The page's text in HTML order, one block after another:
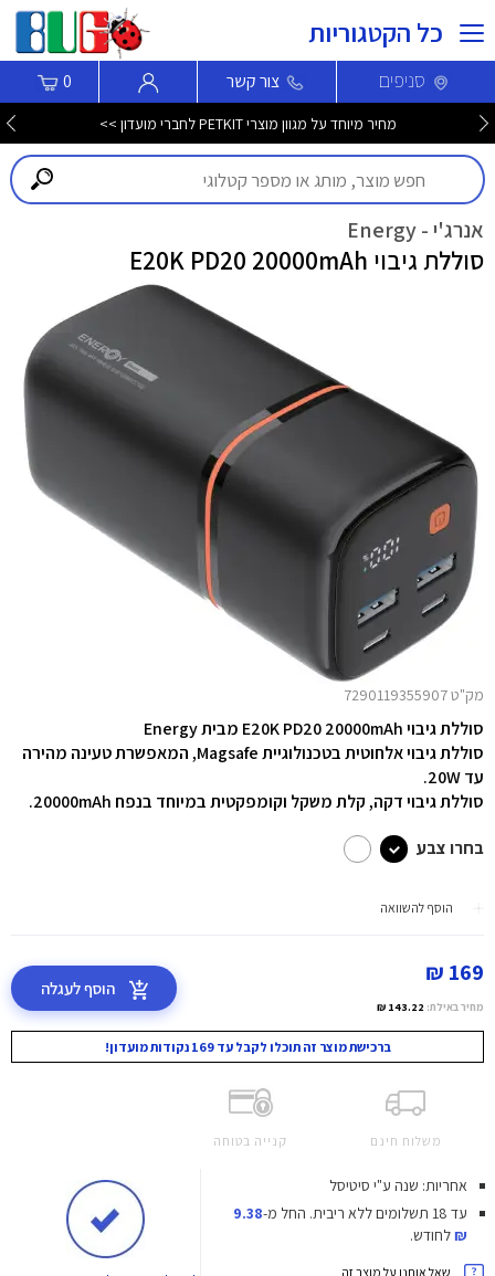
כל הקטגוריות
סניפים צור קשר 0
מחיר מיוחד על מגוון מוצרי PETKIT לחברי מועדון >>
אנרג'י - Energy
סוללת גיבוי E20K PD20 20000mAh
מק"ט 7290119355907
סוללת גיבוי E20K PD20 20000mAh מבית
Energy
סוללת גיבוי אלחוטית בטכנולוגיית Magsafe, המאפשרת טעינה מהירה
עד 20W.
סוללת גיבוי דקה, קלת משקל וקומפקטית במיוחד בנפח 20000mAh.
בחרו צבע
הוסף להשוואה
169 ₪
מחיר באילת: 143.22 ₪
הוסף לעגלה
ברכישת מוצר זה תוכלו לקבל עד 169 נקודות מועדון!
משלוח חינם קנייה בטוחה
אחריות: שנה ע"י סיטיסל
עד 18 תשלומים ללא ריבית.
החל מ-9.38
₪לחודש.
שאל אותנו על מוצר זה